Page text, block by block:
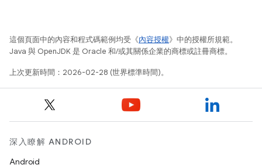
這個頁面中的內容和程式碼範例均受《內容授權》中的授權所規範。
Java 與 OpenJDK 是 Oracle 和/或其關係企業的商標或註冊商標。
上次更新時間：2026-02-28 (世界標準時間)。
深入瞭解 ANDROID
Android